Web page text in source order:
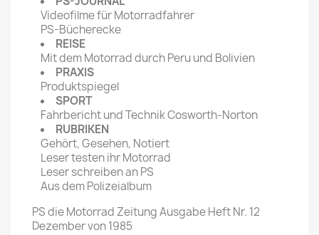
Videofilme für Motorradfahrer
PS-Bücherecke
REISE
Mit dem Motorrad durch Peru und Bolivien
PRAXIS
Produktspiegel
SPORT
Fahrbericht und Technik Cosworth-Norton
RUBRIKEN
Gehört, Gesehen, Notiert
Leser testen ihr Motorrad
Leser schreiben an PS
Aus dem Polizeialbum
PS die Motorrad Zeitung Ausgabe Heft Nr. 12
Dezember von 1985